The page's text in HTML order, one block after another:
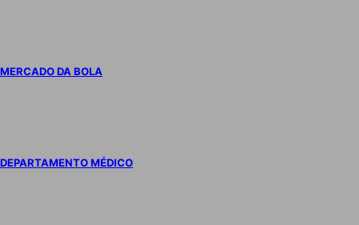
MERCADO DA BOLA
DEPARTAMENTO MÉDICO